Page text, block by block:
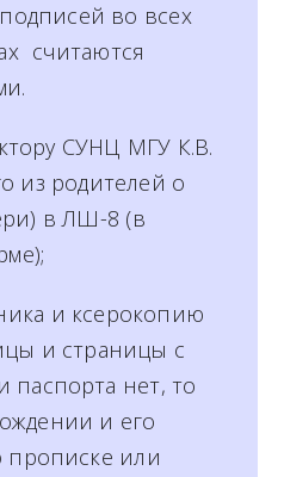
во всех
считаются
СУНЦ МГУ К.В.
из родителей о
в ЛШ-8 (в
и ксерокопию
и страницы с
паспорта нет, то
и его
прописке или